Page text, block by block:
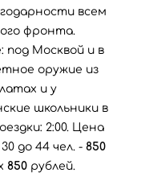
всем
фронта.
под Москвой и в
оружие из
и у
школьники в
2:00. Цена
до 44 чел. - 850
850 рублей.